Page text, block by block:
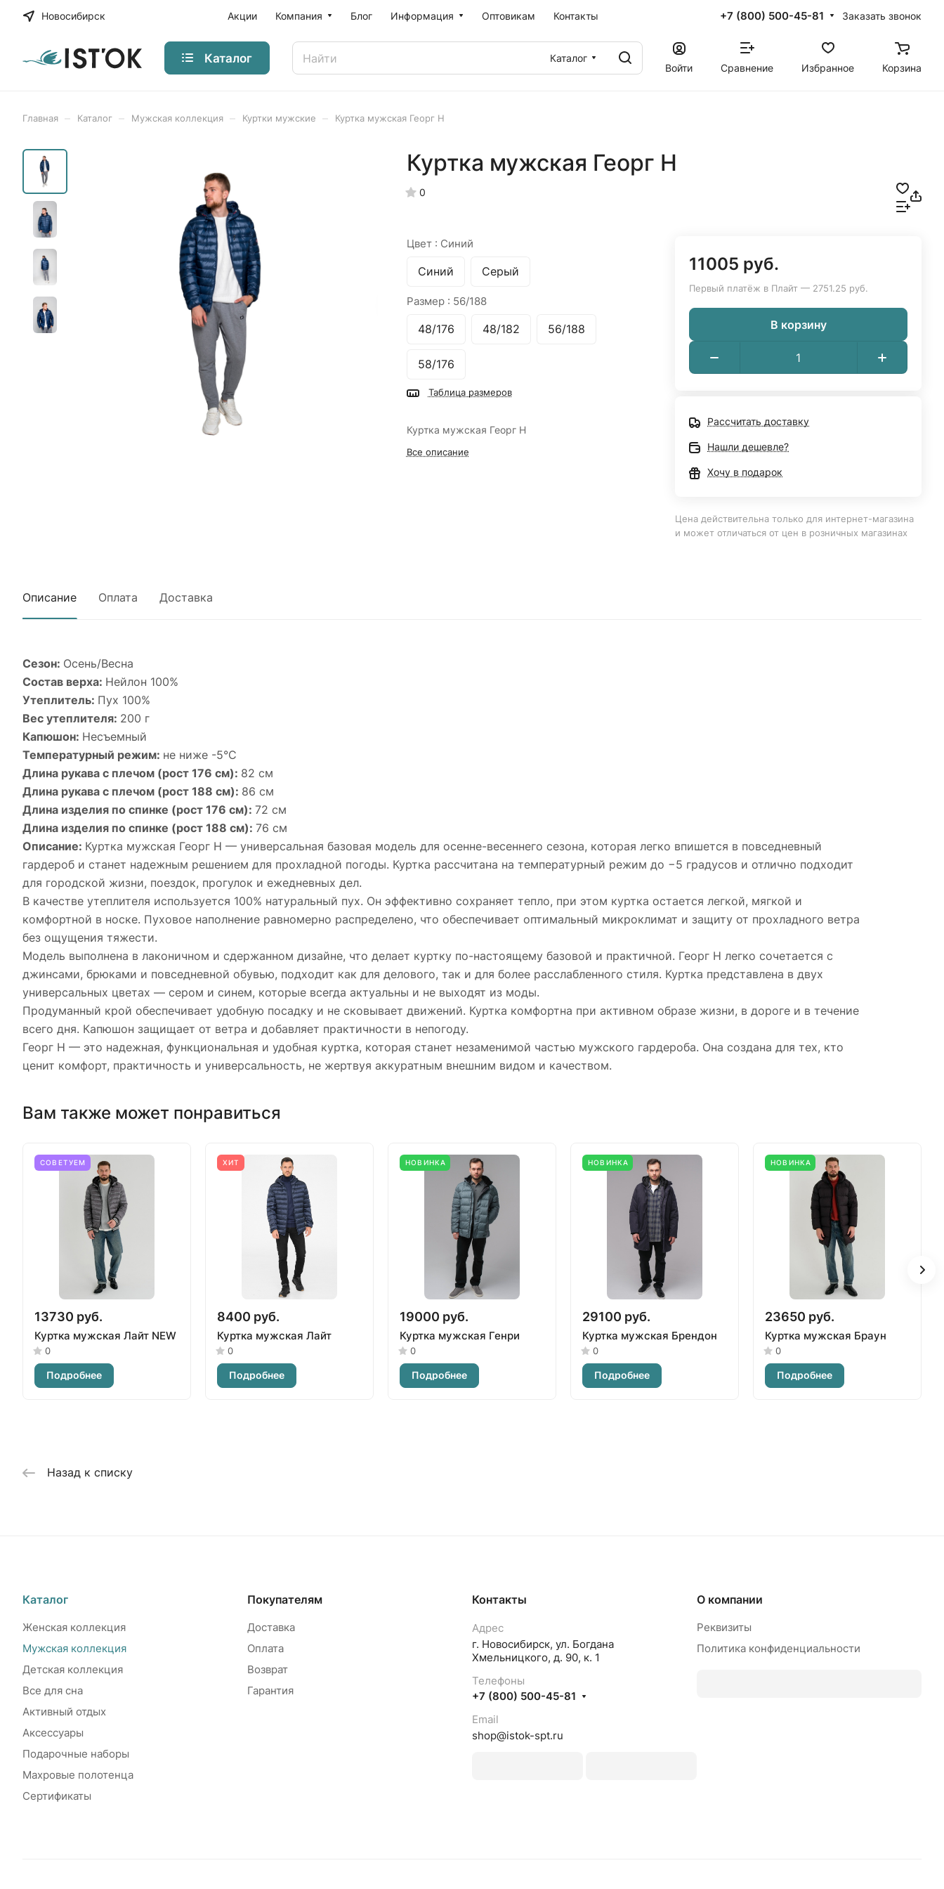
Новосибирск Акции Компания Блог Информация Оптовикам Контакты +7 (800) 500-45-81 Заказать звонок
Каталог
Каталог
Войти
Сравнение Избранное Корзина
Главная Каталог Мужская коллекция Куртки мужские Куртка мужская Георг Н
Куртка мужская Георг Н
0
Цвет : Синий
Синий Серый
Размер : 56/188
48/176 48/182 56/188
58/176
Таблица размеров
Куртка мужская Георг Н
Все описание
11005 руб.
Первый платёж в Плайт — 2751.25 руб.
В корзину
Рассчитать доставку
Нашли дешевле?
Хочу в подарок
Цена действительна только для интернет-магазина
и может отличаться от цен в розничных магазинах
Описание Оплата Доставка
Сезон: Осень/Весна
Состав верха: Нейлон 100%
Утеплитель: Пух 100%
Вес утеплителя: 200 г
Капюшон: Несъемный
Температурный режим: не ниже -5°С
Длина рукава с плечом (рост 176 см): 82 см
Длина рукава с плечом (рост 188 см): 86 см
Длина изделия по спинке (рост 176 см): 72 см
Длина изделия по спинке (рост 188 см): 76 см
Описание: Куртка мужская Георг Н — универсальная базовая модель для осенне-весеннего сезона, которая легко впишется в повседневный
гардероб и станет надежным решением для прохладной погоды. Куртка рассчитана на температурный режим до −5 градусов и отлично подходит
для городской жизни, поездок, прогулок и ежедневных дел.
В качестве утеплителя используется 100% натуральный пух. Он эффективно сохраняет тепло, при этом куртка остается легкой, мягкой и
комфортной в носке. Пуховое наполнение равномерно распределено, что обеспечивает оптимальный микроклимат и защиту от прохладного ветра
без ощущения тяжести.
Модель выполнена в лаконичном и сдержанном дизайне, что делает куртку по-настоящему базовой и практичной. Георг Н легко сочетается с
джинсами, брюками и повседневной обувью, подходит как для делового, так и для более расслабленного стиля. Куртка представлена в двух
универсальных цветах — сером и синем, которые всегда актуальны и не выходят из моды.
Продуманный крой обеспечивает удобную посадку и не сковывает движений. Куртка комфортна при активном образе жизни, в дороге и в течение
всего дня. Капюшон защищает от ветра и добавляет практичности в непогоду.
Георг Н — это надежная, функциональная и удобная куртка, которая станет незаменимой частью мужского гардероба. Она создана для тех, кто
ценит комфорт, практичность и универсальность, не жертвуя аккуратным внешним видом и качеством.
Вам также может понравиться
СОВЕТУЕМ
13730 руб.
Куртка мужская Лайт NEW
0
Подробнее
ХИТ
8400 руб.
Куртка мужская Лайт
0
Подробнее
НОВИНКА
19000 руб.
Куртка мужская Генри
0
Подробнее
НОВИНКА
29100 руб.
Куртка мужская Брендон
0
Подробнее
НОВИНКА
23650 руб.
Куртка мужская Браун
0
Подробнее
Назад к списку
Каталог
Женская коллекция
Мужская коллекция
Детская коллекция
Все для сна
Активный отдых
Аксессуары
Подарочные наборы
Махровые полотенца
Сертификаты
Покупателям
Доставка
Оплата
Возврат
Гарантия
Контакты
Адрес
г. Новосибирск, ул. Богдана
Хмельницкого, д. 90, к. 1
Телефоны
+7 (800) 500-45-81
Email
shop@istok-spt.ru
О компании
Реквизиты
Политика конфиденциальности